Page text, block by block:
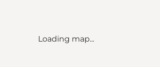
Loading map...